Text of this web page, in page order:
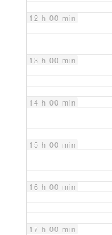
12 h 00 min
13 h 00 min
14 h 00 min
15 h 00 min
16 h 00 min
17 h 00 min